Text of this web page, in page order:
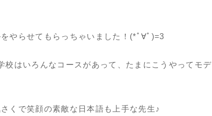
やらせてもらっちゃいました！(*ﾟ∀ﾟ)=3
校はいろんなコースがあって、たまにこうやってモデ
くで笑顔の素敵な日本語も上手な先生♪